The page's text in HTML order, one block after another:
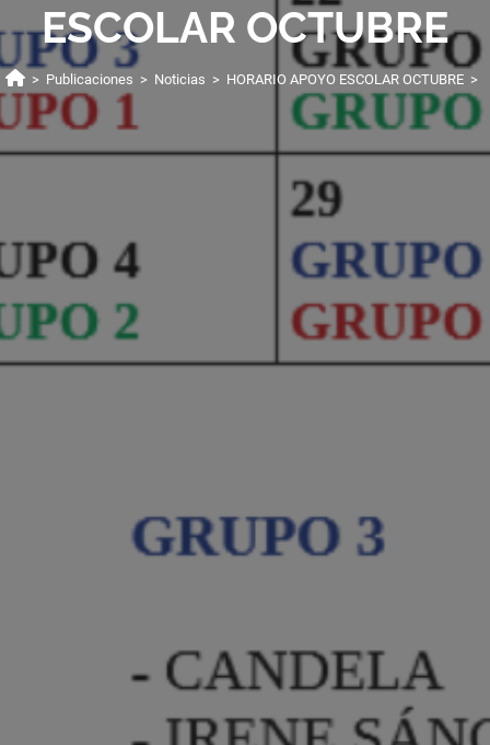
ESCOLAR OCTUBRE
> Publicaciones > Noticias > HORARIO APOYO ESCOLAR OCTUBRE >